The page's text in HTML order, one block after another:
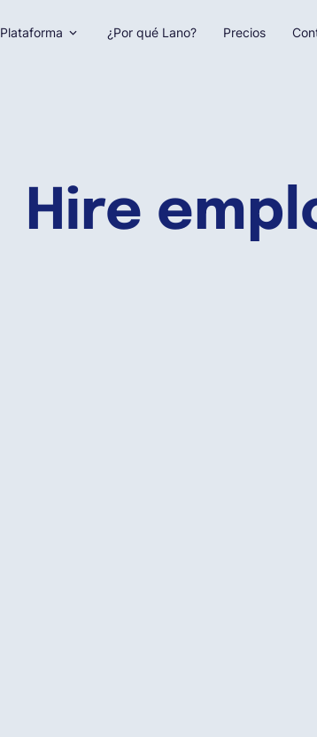
Hire
Plataforma ¿Por qué Lano? Precios